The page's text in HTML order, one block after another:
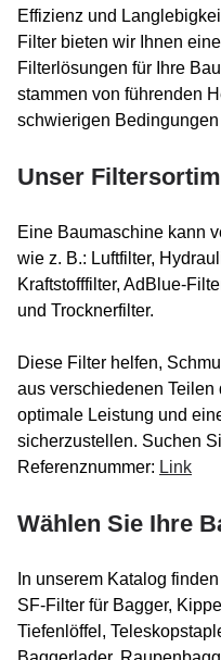
Effizienz und
Filter bieten wir Ihnen
Filterlösungen für Ihre
stammen von führenden
schwierigen
Unser
Eine Baumaschine kann
wie z. B.: Luftfilter,
Kraftstofffilter, AdBlue-
und Trocknerfilter.
Diese Filter helfen,
aus verschiedenen Teilen
optimale Leistung und
sicherzustellen. Suchen
Referenznummer: Link
Wählen Sie Ihre
In unserem Katalog
SF-Filter für Bagger,
Tiefenlöffel,